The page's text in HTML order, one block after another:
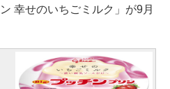
幸せのいちごミルク」が9月